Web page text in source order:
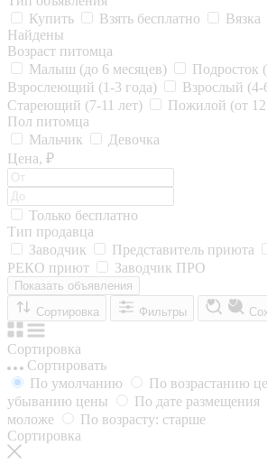
Купить
Взять бесплатно Вязка
Найдены
Возраст питомца
Малыш (до 6 месяцев)
Подросток
Взрослеющий (1-3 года)
Взрослый (4-
Стареющий (7-11 лет)
Пожилой (от 12
Пол питомца
Мальчик
Девочка
Цена, ₽
Только бесплатно
Тип продавца
Заводчик
Представитель приюта
РЕКО приют
Заводчик ПРО
Показать объявления
Сортировка
Фильтры
Сортировка
Сортировать
По умолчанию
По возрастанию
убыванию цены
По дате размещения
моложе
По возрасту: старше
Сортировка